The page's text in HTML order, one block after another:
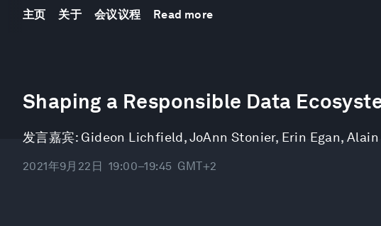
主页 关于 会议议程 Read more
Shaping a Responsible Data
发言嘉宾: Gideon Lichfield,JoAnn Stonier, Erin Egan,
2021年9月22日 19:00–19:45 GMT+2
of
55
seconds
Volume